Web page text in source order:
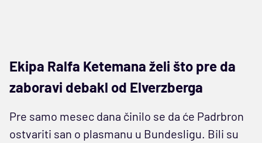
Ekipa Ralfa Ketemana želi što pre da
zaboravi debakl od Elverzberga
Pre samo mesec dana činilo se da će Padrbron
ostvariti san o plasmanu u Bundesligu. Bili su